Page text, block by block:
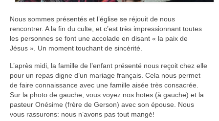
Nous sommes présentés et l’église se réjouit de nous
rencontrer. A la fin du culte, et c’est très impressionnant toutes
les personnes se font une accolade en disant « la paix de
Jésus ». Un moment touchant de sincérité.
L’après midi, la famille de l’enfant présenté nous reçoit chez elle
pour un repas digne d’un mariage français. Cela nous permet
de faire connaissance avec une famille aisée très consacrée.
Sur la photo de gauche, vous voyez nos hotes (à gauche) et la
pasteur Onésime (frère de Gerson) avec son épouse. Nous
vous rassurons: nous n’avons pas tout mangé!